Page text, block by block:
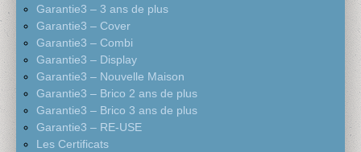
Garantie3 – 3 ans de plus
Garantie3 – Cover
Garantie3 – Combi
Garantie3 – Display
Garantie3 – Nouvelle Maison
Garantie3 – Brico 2 ans de plus
Garantie3 – Brico 3 ans de plus
Garantie3 – RE-USE
Les Certificats